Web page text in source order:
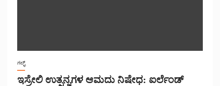
ಗಲ್ಫ್
ಇಸ್ರೇಲಿ ಉತ್ಪನ್ನಗಳ ಆಮದು ನಿಷೇಧ: ಐರ್ಲೆಂಡ್